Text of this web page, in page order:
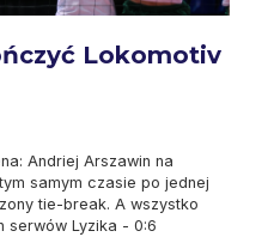
Lokomotiv
Andriej Arszawin na
samym czasie po jednej
tie-break. A wszystko
serwów Lyzika - 0:6